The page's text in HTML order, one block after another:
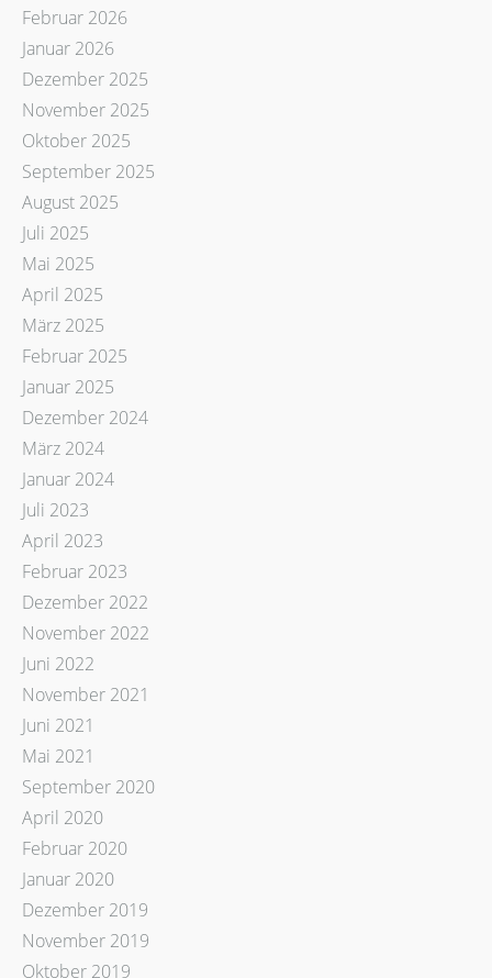
Februar 2026
Januar 2026
Dezember 2025
November 2025
Oktober 2025
September 2025
August 2025
Juli 2025
Mai 2025
April 2025
März 2025
Februar 2025
Januar 2025
Dezember 2024
März 2024
Januar 2024
Juli 2023
April 2023
Februar 2023
Dezember 2022
November 2022
Juni 2022
November 2021
Juni 2021
Mai 2021
September 2020
April 2020
Februar 2020
Januar 2020
Dezember 2019
November 2019
Oktober 2019